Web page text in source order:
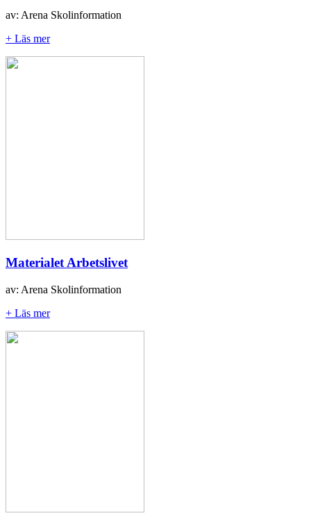
av: Arena Skolinformation
+ Läs mer
Materialet Arbetslivet
av: Arena Skolinformation
+ Läs mer